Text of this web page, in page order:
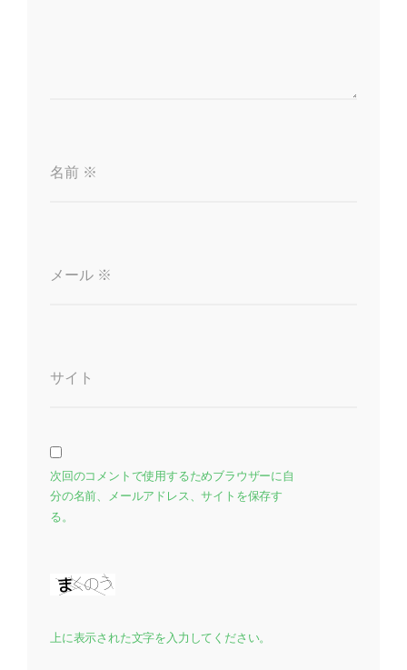
名前 ※
メール ※
サイト
次回のコメントで使用するためブラウザーに自
分の名前、メールアドレス、サイトを保存す
る。
上に表示された文字を入力してください。